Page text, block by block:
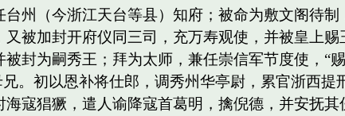
州（今浙江天台等县）知府；被命为敷文阁待
被加封开府仪同三司，充万寿观使，并被皇上
封为嗣秀王；拜为太师，兼任崇信军节度使，“
初以恩补将仕郎，调秀州华亭尉，累官浙西提
寇猖獗，遣人谕降寇首葛明，擒倪德，并安抚其